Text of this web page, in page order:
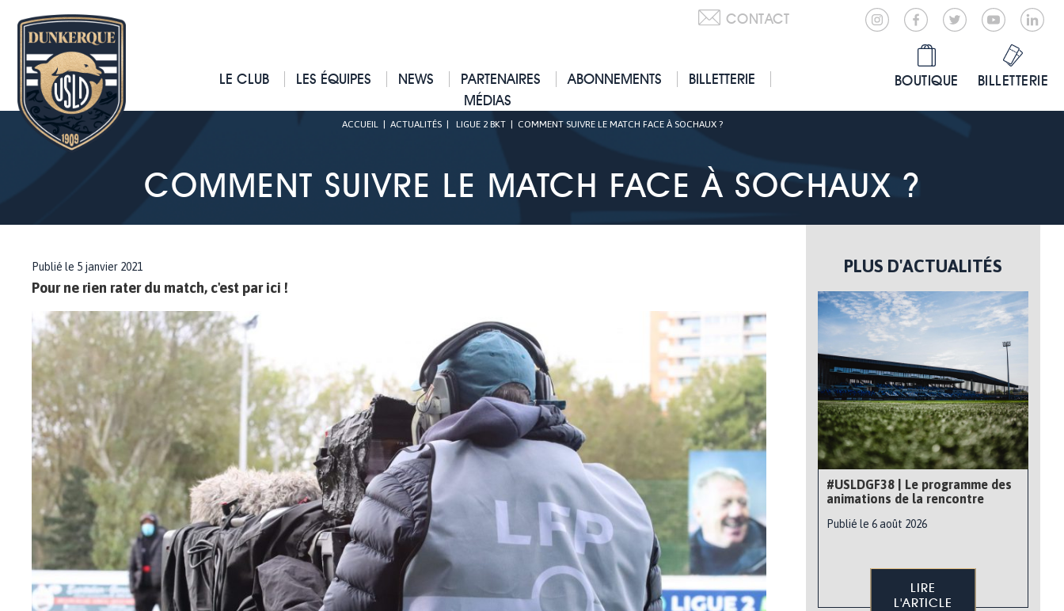
CONTACT
LE CLUB LES ÉQUIPES NEWS PARTENAIRES ABONNEMENTS
BILLETTERIE
MÉDIAS
BOUTIQUE BILLETTERIE
ACCUEIL| ACTUALITÉS| LIGUE 2 BKT| COMMENT SUIVRE LE MATCH FACE À SOCHAUX ?
COMMENT SUIVRE LE MATCH FACE À SOCHAUX ?
Publié le 5 janvier 2021
Pour ne rien rater du match, c'est par ici !
PLUS D'ACTUALITÉS
#USLDGF38 | Le programme des
animations de la rencontre
Publié le 6 août 2026
LIRE
L'ARTICLE